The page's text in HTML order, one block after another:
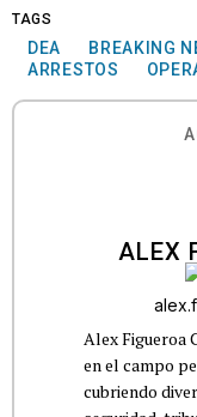
TAGS
DEA BREAKING
ARRESTOS
ALEX
Alex Figueroa
en el campo
cubriendo